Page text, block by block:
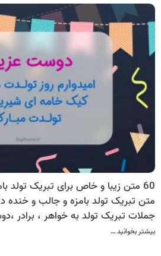
متن تبریک تولد بامزه و جالب و خنده
جملات تبریک تولد به خواهر ، برادر
بیشتر بخوانید …